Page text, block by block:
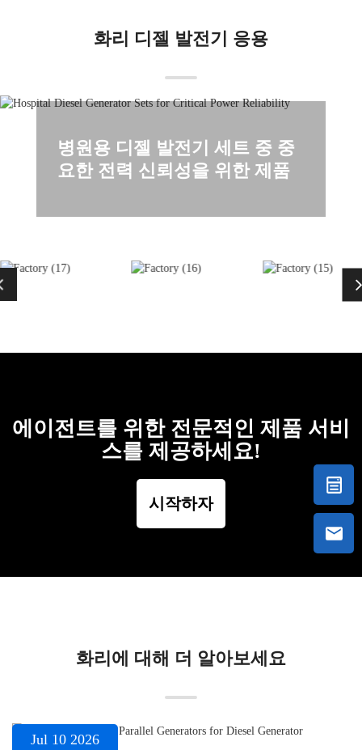
화리 디젤 발전기 응용
병원용 디젤 발전기 세트 중 중
요한 전력 신뢰성을 위한 제품
전력이 필요합니다. 병원용 디젤 발전
에이전트를 위한 전문적인 제품 서비
스를 제공하세요!
시작하자
화리에 대해 더 알아보세요
Jul 10 2026